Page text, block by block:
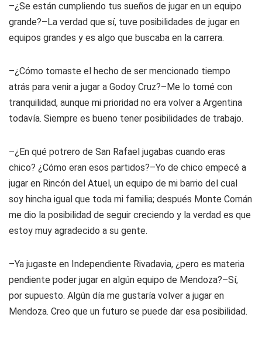
–¿Se están cumpliendo tus sueños de jugar en un equipo
grande?–La verdad que sí, tuve posibilidades de jugar en
equipos grandes y es algo que buscaba en la carrera.
–¿Cómo tomaste el hecho de ser mencionado tiempo
atrás para venir a jugar a Godoy Cruz?–Me lo tomé con
tranquilidad, aunque mi prioridad no era volver a Argentina
todavía. Siempre es bueno tener posibilidades de trabajo.
–¿En qué potrero de San Rafael jugabas cuando eras
chico? ¿Cómo eran esos partidos?–Yo de chico empecé a
jugar en Rincón del Atuel, un equipo de mi barrio del cual
soy hincha igual que toda mi familia; después Monte Comán
me dio la posibilidad de seguir creciendo y la verdad es que
estoy muy agradecido a su gente.
–Ya jugaste en Independiente Rivadavia, ¿pero es materia
pendiente poder jugar en algún equipo de Mendoza?–Sí,
por supuesto. Algún día me gustaría volver a jugar en
Mendoza. Creo que un futuro se puede dar esa posibilidad.